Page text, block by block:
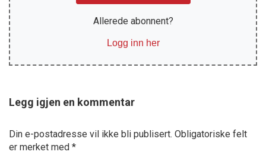
Allerede abonnent?
Logg inn her
Legg igjen en kommentar
Din e-postadresse vil ikke bli publisert. Obligatoriske felt
er merket med *